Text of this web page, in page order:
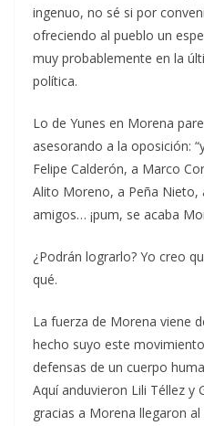
ingenuo, no sé si por
ofreciendo al pueblo un
muy probablemente en la
política.
Lo de Yunes en Morena
asesorando a la oposición:
Felipe Calderón, a Marco
Alito Moreno, a Peña Nieto,
amigos… ¡pum, se acaba
¿Podrán lograrlo? Yo creo
qué.
La fuerza de Morena viene
hecho suyo este
defensas de un cuerpo
Aquí anduvieron Lili Téllez y
gracias a Morena llegaron